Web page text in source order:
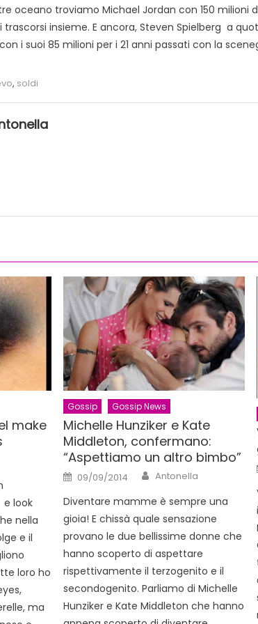
oceano troviamo Michael Jordan con 150 milioni
insieme. E ancora, Steven Spielberg a
i suoi 85 milioni per i 21 anni passati con la
, soldi
make
e look
nella
e il
loro ho
ma
Gossip Gossip News
Michelle Hunziker e Kate
Middleton, confermano:
“Aspettiamo un altro bimbo”
Posted
on
09/09/2014 Author
Antonella
Diventare mamme è sempre una
gioia! E chissà quale sensazione
provano le due bellissime donne che
hanno scoperto di aspettare
rispettivamente il terzogenito e il
secondogenito. Parliamo di Michelle
Hunziker e Kate Middleton che hanno